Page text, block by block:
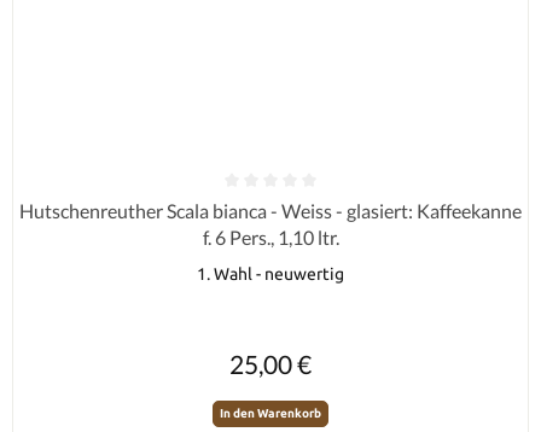
Durchschnittliche Bewertung von 0 von 5 Sternen
Hutschenreuther Scala bianca - Weiss - glasiert: Kaffeekanne
f. 6 Pers., 1,10 ltr.
1. Wahl - neuwertig
25,00 €
In den Warenkorb